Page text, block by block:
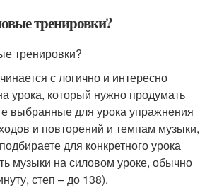
тренировки?
тренировки?
с логично и интересно
урока, который нужно продумать
выбранные для урока упражнения
и повторений и темпам музыки,
для конкретного урока
музыки на силовом уроке, обычно
степ – до 138).